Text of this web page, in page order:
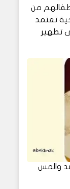
من
تعتمد
تطهير
والمس